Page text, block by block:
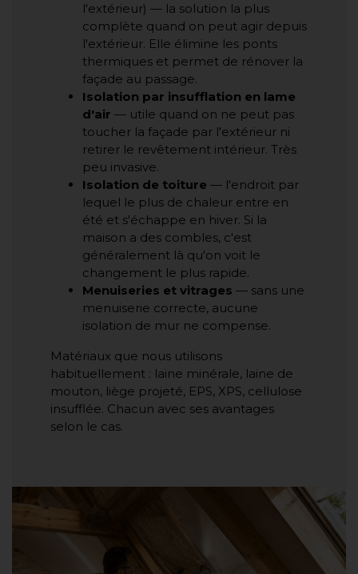
l'extérieur) — la solution la plus
complète quand on peut agir depuis
l'extérieur. Elle élimine les ponts
thermiques et permet de rénover la
façade au passage.
Isolation par insufflation en lame
d'air — utile quand on ne peut pas
toucher la façade par l'extérieur ni
retirer le revêtement intérieur. Très
peu invasive.
Isolation de toiture — l'endroit par
lequel le plus de chaleur entre en
été et s'échappe en hiver. Si la
maison a des combles, c'est
généralement là qu'on voit le
changement le plus rapide.
Menuiseries et vitrages — sans une
menuiserie correcte, aucune
isolation de mur ne compense.
Matériaux que nous utilisons
habituellement : laine minérale, laine de
mouton, liège projeté, EPS, XPS, cellulose
insufflée. Chacun avec ses avantages
selon le cas.